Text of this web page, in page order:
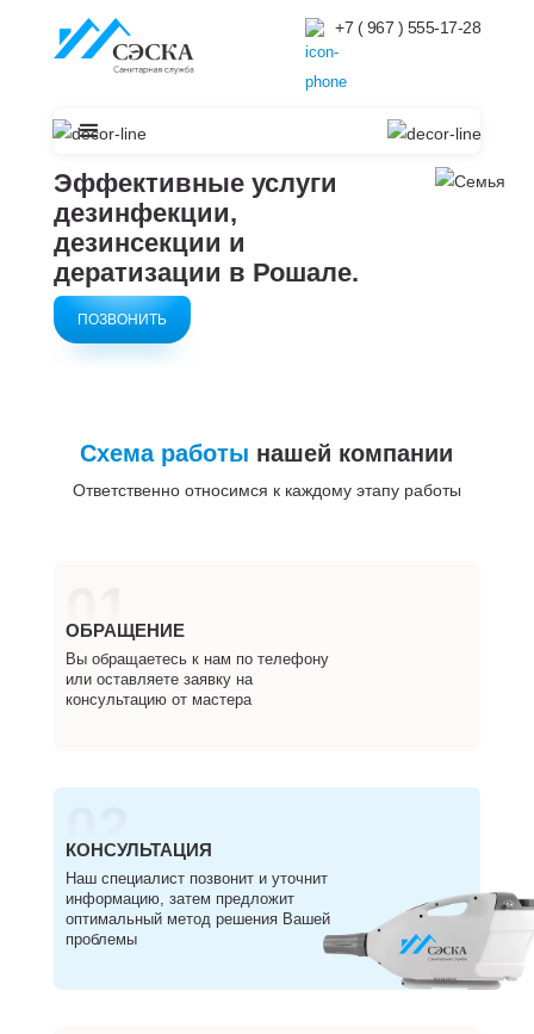
+7 ( 967 ) 555-17-28
Эффективные услуги
дезинфекции,
дезинсекции и
дератизации в Рошале.
ПОЗВОНИТЬ
Схема работы нашей компании
Ответственно относимся к каждому этапу работы
01
ОБРАЩЕНИЕ
Вы обращаетесь к нам по телефону
или оставляете заявку на
консультацию от мастера
02
КОНСУЛЬТАЦИЯ
Наш специалист позвонит и уточнит
информацию, затем предложит
оптимальный метод решения Вашей
проблемы